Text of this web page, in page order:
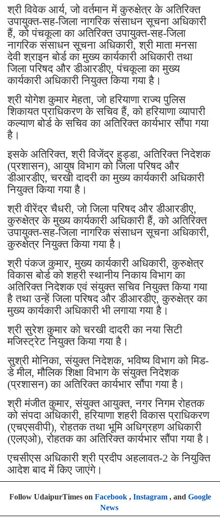
श्री विवेक आर्य, जो वर्तमान में कुरुक्षेत्र के अतिरिक्त
उपायुक्त-सह-जिला नागरिक संसाधन सूचना अधिकारी
हैं, को पंचकूला का अतिरिक्त उपायुक्त-सह-जिला
नागरिक संसाधन सूचना अधिकारी, श्री माता मनसा
देवी श्राइन बोर्ड का मुख्य कार्यकारी अधिकारी तथा
जिला परिषद और डीआरडीए, पंचकूला का मुख्य
कार्यकारी अधिकारी नियुक्त किया गया है।
श्री योगेश कुमार मेहता, जो हरियाणा राज्य पुलिस
शिकायत प्राधिकरण के सचिव हैं, को हरियाणा व्यापारी
कल्याण बोर्ड के सचिव का अतिरिक्त कार्यभार सौंपा गया
है।
इसके अतिरिक्त, श्री विजेंद्र हुड्डा, अतिरिक्त निदेशक
(प्रशासन), आयुष विभाग को जिला परिषद और
डीआरडीए, चरखी दादरी का मुख्य कार्यकारी अधिकारी
नियुक्त किया गया है।
श्री वीरेंद्र चैधरी, जो जिला परिषद और डीआरडीए,
कुरुक्षेत्र के मुख्य कार्यकारी अधिकारी हैं, को अतिरिक्त
उपायुक्त-सह-जिला नागरिक संसाधन सूचना अधिकारी,
कुरुक्षेत्र नियुक्त किया गया है।
श्री पंकज कुमार, मुख्य कार्यकारी अधिकारी, कुरुक्षेत्र
विकास बोर्ड को शहरी स्थानीय निकाय विभाग का
अतिरिक्त निदेशक एवं संयुक्त सचिव नियुक्त किया गया
है तथा उन्हें जिला परिषद और डीआरडीए, कुरुक्षेत्र का
मुख्य कार्यकारी अधिकारी भी लगाया गया है।
श्री सुरेश कुमार को चरखी दादरी का नया सिटी
मजिस्ट्रेट नियुक्त किया गया है।
सुश्री मोनिका, संयुक्त निदेशक, भविष्य विभाग को मिड-
डे मील, मौलिक शिक्षा विभाग के संयुक्त निदेशक
(प्रशासन) का अतिरिक्त कार्यभार सौंपा गया है।
श्री मंजीत कुमार, संयुक्त आयुक्त, नगर निगम रोहतक
को संपदा अधिकारी, हरियाणा शहरी विकास प्राधिकरण
(एचएसवीपी), रोहतक तथा भूमि अधिग्रहण अधिकारी
(एलएओ), रोहतक का अतिरिक्त कार्यभार सौंपा गया है।
एचसीएस अधिकारी श्री प्रदीप अहलावत-2 के नियुक्ति
आदेश बाद में किए जाएंगे।
Follow UdaipurTimes on Facebook, Instagram, and Google
News